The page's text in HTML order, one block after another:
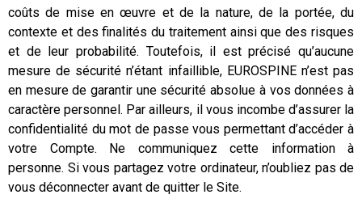
coûts de mise en œuvre et de la nature, de la portée, du
contexte et des finalités du traitement ainsi que des risques
et de leur probabilité. Toutefois, il est précisé qu’aucune
mesure de sécurité n’étant infaillible, EUROSPINE n’est pas
en mesure de garantir une sécurité absolue à vos données à
caractère personnel. Par ailleurs, il vous incombe d’assurer la
confidentialité du mot de passe vous permettant d’accéder à
votre Compte. Ne communiquez cette information à
personne. Si vous partagez votre ordinateur, n’oubliez pas de
vous déconnecter avant de quitter le Site.